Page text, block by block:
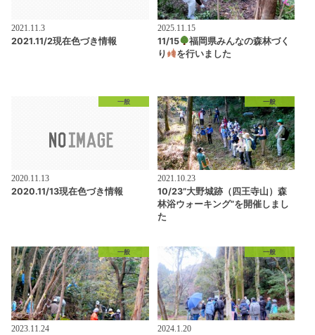
2021.11.3
2021.11/2現在色づき情報
2025.11.15
11/15
福岡県みんなの森林づく
り
を行いました
一般
2020.11.13
2020.11/13現在色づき情報
一般
2021.10.23
10/23”大野城跡（四王寺山）森
林浴ウォーキング”を開催しまし
た
一般
2023.11.24
一般
2024.1.20